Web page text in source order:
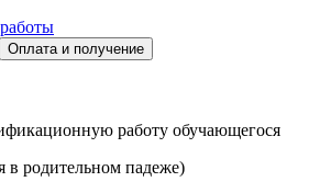
Оплата и получение
работу обучающегося
родительном падеже)